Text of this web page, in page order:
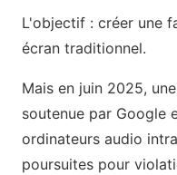
L'objectif : créer une
écran traditionnel.
Mais en juin 2025,
soutenue par Google
ordinateurs audio
poursuites pour